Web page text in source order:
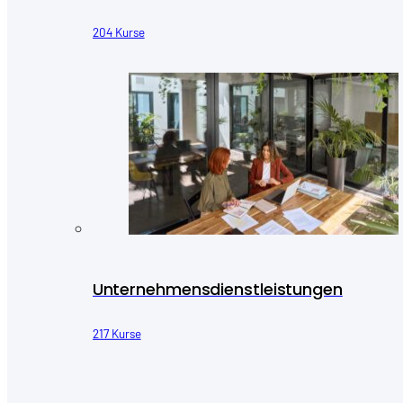
204 Kurse
Unternehmensdienstleistungen
217 Kurse